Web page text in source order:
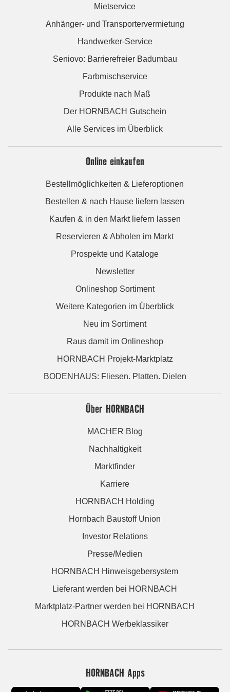
Mietservice
Anhänger- und Transportervermietung
Handwerker-Service
Seniovo: Barrierefreier Badumbau
Farbmischservice
Produkte nach Maß
Der HORNBACH Gutschein
Alle Services im Überblick
Online einkaufen
Bestellmöglichkeiten & Lieferoptionen
Bestellen & nach Hause liefern lassen
Kaufen & in den Markt liefern lassen
Reservieren & Abholen im Markt
Prospekte und Kataloge
Newsletter
Onlineshop Sortiment
Weitere Kategorien im Überblick
Neu im Sortiment
Raus damit im Onlineshop
HORNBACH Projekt-Marktplatz
BODENHAUS: Fliesen. Platten. Dielen
Über HORNBACH
MACHER Blog
Nachhaltigkeit
Marktfinder
Karriere
HORNBACH Holding
Hornbach Baustoff Union
Investor Relations
Presse/Medien
HORNBACH Hinweisgebersystem
Lieferant werden bei HORNBACH
Marktplatz-Partner werden bei HORNBACH
HORNBACH Werbeklassiker
HORNBACH Apps